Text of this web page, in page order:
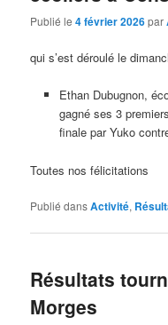
Publié le4 février 2026par
qui s’est déroulé le
Ethan Dubugnon,
gagné ses 3
finale par Yuko
Toutes nos félicitations
Publié dansActivité,
Résultats
Morges